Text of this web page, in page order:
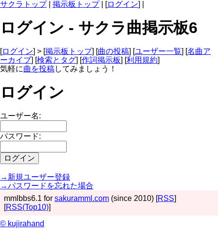
サクラトップ| 掲示板トップ| [ログイン] |
ログイン - サクラ曲掲示板6
[ログイン] > [掲示板トップ] [曲の投稿] [ユーザー一覧] [名曲ア
ーカイブ] [検索とタグ] [作詞掲示板] [利用規約]
気軽に曲を投稿してみましょう！
ログイン
ユーザー名:
パスワード:
→新規ユーザー登録
→パスワードを忘れた場合
mmlbbs6.1 for sakuramml.com (since 2010) [RSS]
[RSS(Top10)]
© kujirahand